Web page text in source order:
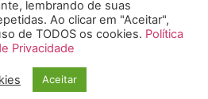
os direitos reservados
lembrando de suas
Ao clicar em "Aceitar",
de TODOS os cookies. Política
Privacidade
Aceitar